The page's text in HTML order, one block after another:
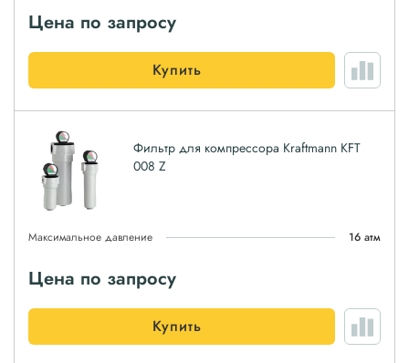
Цена по запросу
Купить
Фильтр для компрессора Kraftmann KFT
008 Z
Максимальное давление 16 атм
Цена по запросу
Купить